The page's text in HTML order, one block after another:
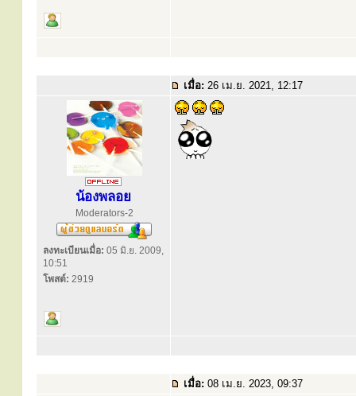
เมื่อ: 26 เม.ย. 2021, 12:17
น้องพลอย
Moderators-2
ลงทะเบียนเมื่อ: 05 มิ.ย. 2009,
10:51
โพสต์: 2919
เมื่อ: 08 เม.ย. 2023, 09:37